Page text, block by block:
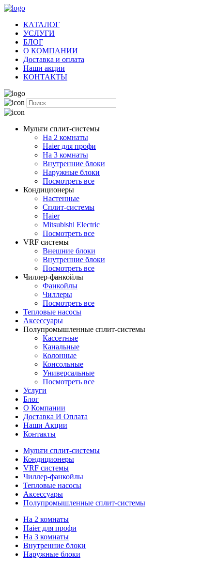
КАТАЛОГ
УСЛУГИ
БЛОГ
О КОМПАНИИ
Доставка и оплата
Наши акции
КОНТАКТЫ
Мульти сплит-системы
На 2 комнаты
Haier для профи
На 3 комнаты
Внутренние блоки
Наружные блоки
Посмотреть все
Кондиционеры
Настенные
Сплит-системы
Haier
Mitsubishi Electric
Посмотреть все
VRF системы
Внешние блоки
Внутренние блоки
Посмотреть все
Чиллер-фанкойлы
Фанкойлы
Чиллеры
Посмотреть все
Тепловые насосы
Аксессуары
Полупромышленные сплит-системы
Кассетные
Канальные
Колонные
Консольные
Универсальные
Посмотреть все
Услуги
Блог
О Компании
Доставка И Оплата
Наши Акции
Контакты
Мульти сплит-системы
Кондиционеры
VRF системы
Чиллер-фанкойлы
Тепловые насосы
Аксессуары
Полупромышленные сплит-системы
На 2 комнаты
Haier для профи
На 3 комнаты
Внутренние блоки
Наружные блоки